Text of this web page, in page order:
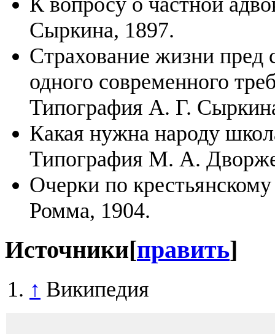
Сыркина, 1897.
Страхование жизни пред
одного современного
Типография А. Г.
Какая нужна народу
Типография М. А.
Очерки по
Ромма, 1904.
Источники[править]
↑ Википедия